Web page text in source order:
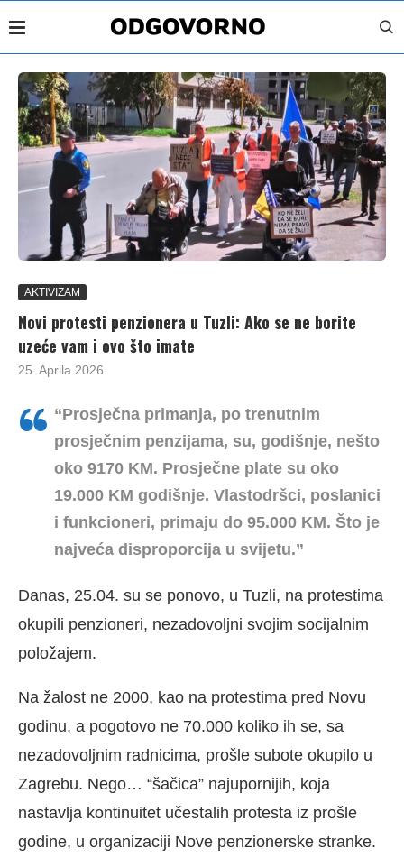
AKTIVIZAM
Novi protesti penzionera u Tuzli: Ako se ne borite
uzeće vam i ovo što imate
25. Aprila 2026.
“Prosječna primanja, po trenutnim
prosječnim penzijama, su, godišnje, nešto
oko 9170 KM. Prosječne plate su oko
19.000 KM godišnje. Vlastodršci, poslanici
i funkcioneri, primaju do 95.000 KM. Što je
najveća disproporcija u svijetu.”
Danas, 25.04. su se ponovo, u Tuzli, na protestima
okupili penzioneri, nezadovoljni svojim socijalnim
položajem.
Na žalost ne 2000, kao na protestima pred Novu
godinu, a pogotovo ne 70.000 koliko ih se, sa
nezadovoljnim radnicima, prošle subote okupilo u
Zagrebu. Nego… “šačica” najupornijih, koja
nastavlja kontinuitet učestalih protesta iz prošle
godine, u organizaciji Nove penzionerske stranke.